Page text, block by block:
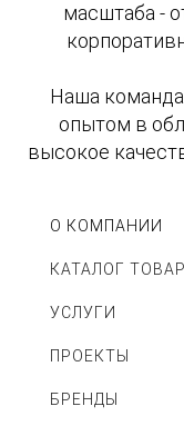
масштаба -
Наша
опытом в
высокое
О КОМПАНИИ
КАТАЛОГ
УСЛУГИ
ПРОЕКТЫ
БРЕНДЫ